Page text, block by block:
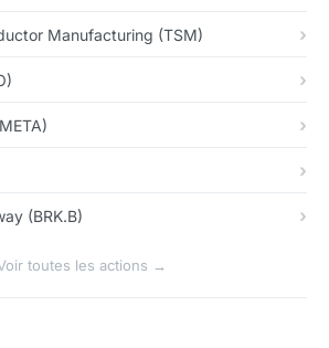
Manufacturing (TSM)
(BRK.B)
toutes les actions →